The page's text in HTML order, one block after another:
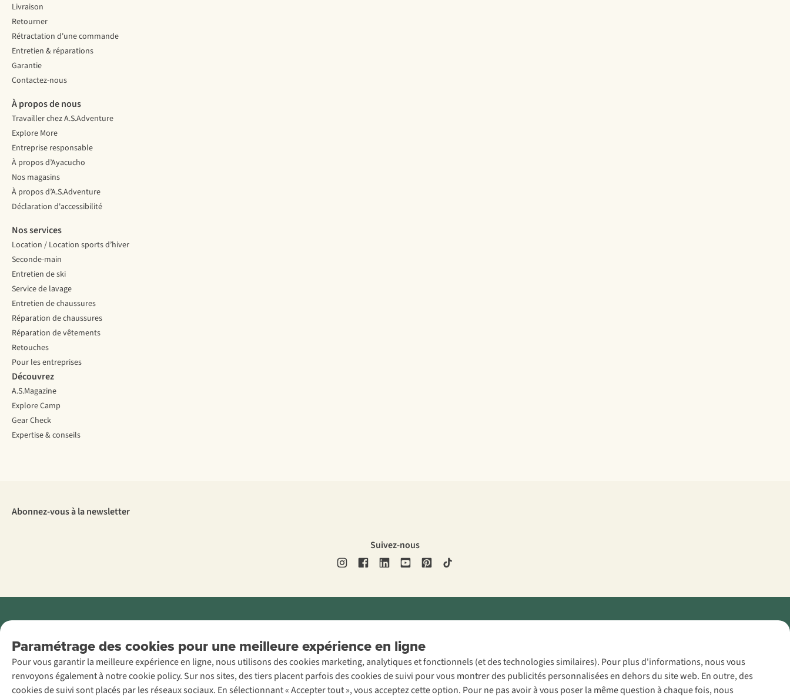
Paramétrage des cookies pour une meilleure expérience en ligne
Pour vous garantir la meilleure expérience en ligne, nous utilisons des cookies marketing, analytiques et fonctionnels (et des technologies similaires). Pour plus d'informations, nous vous
renvoyons également à notre cookie policy. Sur nos sites, des tiers placent parfois des cookies de suivi pour vous montrer des publicités personnalisées en dehors du site web. En outre, des
cookies de suivi sont placés par les réseaux sociaux. En sélectionnant « Accepter tout », vous acceptez cette option. Pour ne pas avoir à vous poser la même question à chaque fois, nous
Livraison
Retourner
Rétractation d'une commande
Entretien & réparations
Garantie
Contactez-nous
À propos de nous
Travailler chez A.S.Adventure
Explore More
Entreprise responsable
À propos d’Ayacucho
Nos magasins
À propos d’A.S.Adventure
Déclaration d'accessibilité
Nos services
Location / Location sports d’hiver
Seconde-main
Entretien de ski
Service de lavage
Entretien de chaussures
Réparation de chaussures
Réparation de vêtements
Retouches
Pour les entreprises
Découvrez
A.S.Magazine
Explore Camp
Gear Check
Expertise & conseils
Abonnez-vous à la newsletter
Suivez-nous
AS Adventure
France SAS,
Rue du Vieux
Faubourg 14, F-